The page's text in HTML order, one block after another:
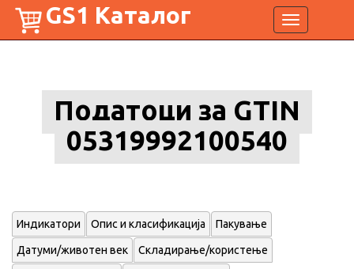
Toggle
navigation
GS1 Каталог
Податоци за GTIN
05319992100540
Индикатори Опис и класификација Пакување
Датуми/животен век Складирање/користење